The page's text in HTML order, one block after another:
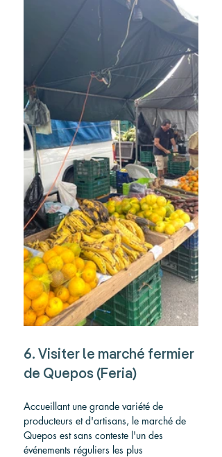
6. Visiter le marché fermier
de Quepos (Feria)
Accueillant une grande variété de
producteurs et d'artisans, le marché de
Quepos est sans conteste l'un des
événements réguliers les plus